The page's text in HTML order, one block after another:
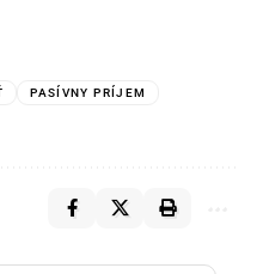
PASÍVNY PRÍJEM